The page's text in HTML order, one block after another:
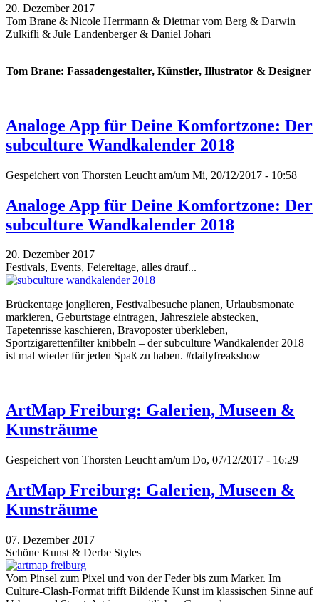
20. Dezember 2017
Tom Brane & Nicole Herrmann & Dietmar vom Berg & Darwin
Zulkifli & Jule Landenberger & Daniel Johari
Tom Brane: Fassadengestalter, Künstler, Illustrator & Designer
Analoge App für Deine Komfortzone: Der
subculture Wandkalender 2018
Gespeichert von Thorsten Leucht am/um Mi, 20/12/2017 - 10:58
Analoge App für Deine Komfortzone: Der
subculture Wandkalender 2018
20. Dezember 2017
Festivals, Events, Feiereitage, alles drauf...
Brückentage jonglieren, Festivalbesuche planen, Urlaubsmonate
markieren, Geburtstage eintragen, Jahresziele abstecken,
Tapetenrisse kaschieren, Bravoposter überkleben,
Sportzigarettenfilter knibbeln – der subculture Wandkalender 2018
ist mal wieder für jeden Spaß zu haben. #dailyfreakshow
ArtMap Freiburg: Galerien, Museen &
Kunsträume
Gespeichert von Thorsten Leucht am/um Do, 07/12/2017 - 16:29
ArtMap Freiburg: Galerien, Museen &
Kunsträume
07. Dezember 2017
Schöne Kunst & Derbe Styles
Vom Pinsel zum Pixel und von der Feder bis zum Marker. Im
Culture-Clash-Format trifft Bildende Kunst im klassischen Sinne auf